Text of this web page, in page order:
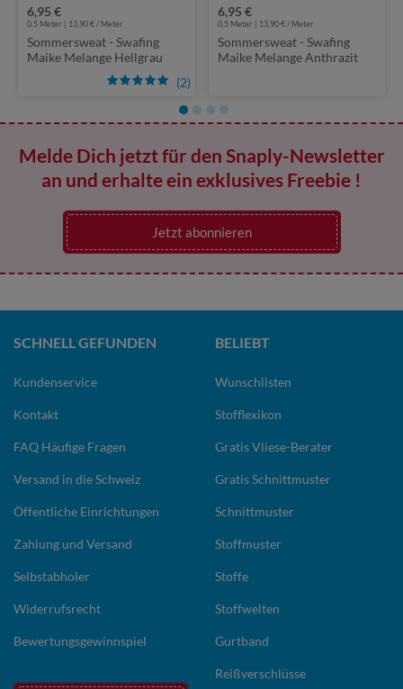
(2)
6,95 €
0,5 Meter | 13,90 € / Meter
Sommersweat - Swafing
Maike Melange Hellgrau
6,95 €
0,5 Meter | 13,90 € / Meter
Sommersweat - Swafing
Maike Melange Anthrazit
Melde Dich jetzt für den Snaply-Newsletter
an und erhalte ein exklusives Freebie !
Jetzt abonnieren
SCHNELL GEFUNDEN
Kundenservice
Kontakt
FAQ Häufige Fragen
Versand in die Schweiz
Öffentliche Einrichtungen
Zahlung und Versand
Selbstabholer
Widerrufsrecht
Bewertungsgewinnspiel
BELIEBT
Wunschlisten
Stofflexikon
Gratis Vliese-Berater
Gratis Schnittmuster
Schnittmuster
Stoffmuster
Stoffe
Stoffwelten
Gurtband
Reißverschlüsse